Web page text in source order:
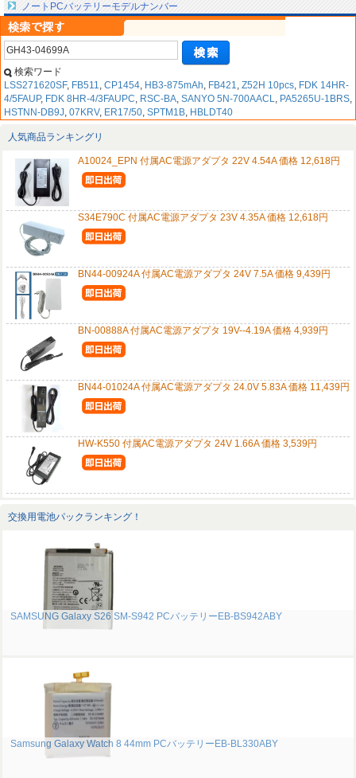
ノートPCバッテリーモデルナンバー
検索ワード
LSS271620SF, FB511, CP1454, HB3-875mAh, FB421, Z52H 10pcs, FDK 14HR-
4/5FAUP, FDK 8HR-4/3FAUPC, RSC-BA, SANYO 5N-700AACL, PA5265U-1BRS,
HSTNN-DB9J, 07KRV, ER17/50, SPTM1B, HBLDT40
人気商品ランキングリ
A10024_EPN 付属AC電源アダプタ 22V 4.54A 価格 12,618円
S34E790C 付属AC電源アダプタ 23V 4.35A 価格 12,618円
BN44-00924A 付属AC電源アダプタ 24V 7.5A 価格 9,439円
BN-00888A 付属AC電源アダプタ 19V--4.19A 価格 4,939円
BN44-01024A 付属AC電源アダプタ 24.0V 5.83A 価格 11,439円
HW-K550 付属AC電源アダプタ 24V 1.66A 価格 3,539円
交換用電池パックランキング！
SAMSUNG Galaxy S26 SM-S942 PCバッテリーEB-BS942ABY
Samsung Galaxy Watch 8 44mm PCバッテリーEB-BL330ABY